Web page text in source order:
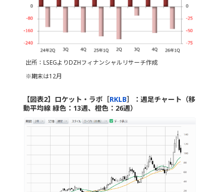
出所：LSEGよりDZHフィナンシャルリサーチ作成
※期末は12月
【図表2】ロケット・ラボ［RKLB］：週足チャート（移
動平均線 緑色：13週、橙色：26週）